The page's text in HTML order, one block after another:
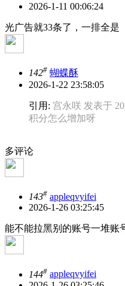
2026-1-11 00:06:24
光广告就33条了，一排全是
142# 蝴蝶酥
2026-1-22 23:58:05
引用: 宫永咲 发表于
积分怎么增加呀
多评论
143# appleqvyifei
2026-1-26 03:25:45
能不能拉黑别的账号一堆账
144# appleqvyifei